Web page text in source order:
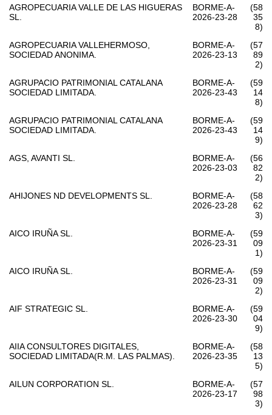
AGROPECUARIA VALLE DE LAS HIGUERAS
SL.
BORME-A-
2026-23-28
(58
35
8)
AGROPECUARIA VALLEHERMOSO,
SOCIEDAD ANONIMA.
BORME-A-
2026-23-13
(57
89
2)
AGRUPACIO PATRIMONIAL CATALANA
SOCIEDAD LIMITADA.
BORME-A-
2026-23-43
(59
14
8)
AGRUPACIO PATRIMONIAL CATALANA
SOCIEDAD LIMITADA.
BORME-A-
2026-23-43
(59
14
9)
AGS, AVANTI SL.
BORME-A-
2026-23-03
(56
82
2)
AHIJONES ND DEVELOPMENTS SL.
BORME-A-
2026-23-28
(58
62
3)
AICO IRUÑA SL.
BORME-A-
2026-23-31
(59
09
1)
AICO IRUÑA SL.
BORME-A-
2026-23-31
(59
09
2)
AIF STRATEGIC SL.
BORME-A-
2026-23-30
(59
04
9)
AIIA CONSULTORES DIGITALES,
SOCIEDAD LIMITADA(R.M. LAS PALMAS).
BORME-A-
2026-23-35
(58
13
5)
AILUN CORPORATION SL.
BORME-A-
2026-23-17
(57
98
3)